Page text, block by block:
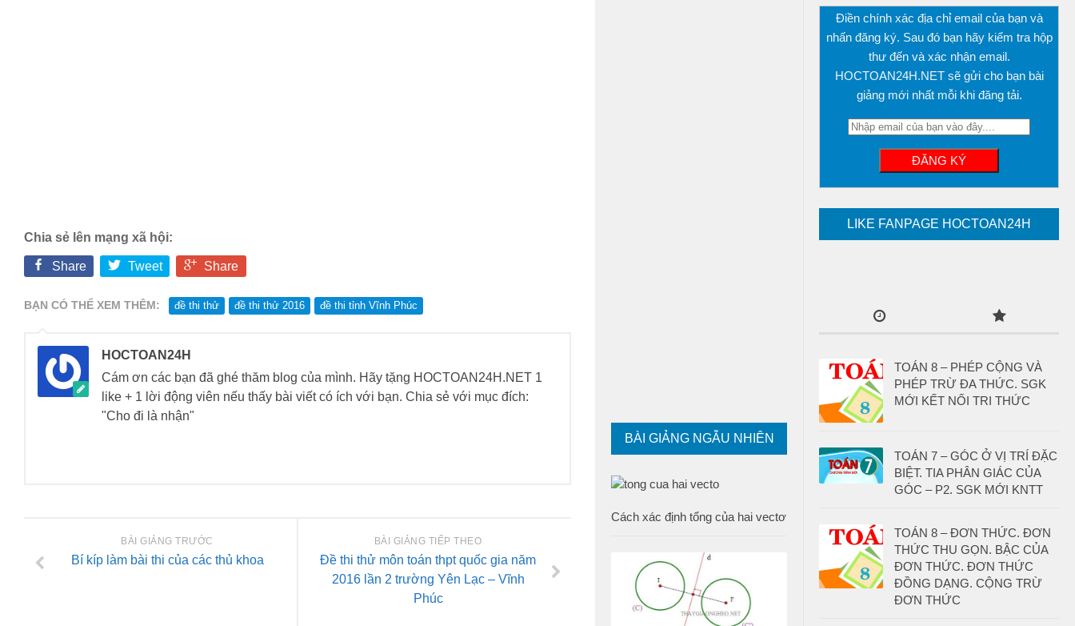
Chia sẻ lên mạng xã hội:
Share Tweet Share
BẠN CÓ THỂ XEM THÊM: đề thi thử đề thi thử 2016 đề thi tỉnh Vĩnh Phúc
HOCTOAN24H
Cám ơn các bạn đã ghé thăm blog của mình. Hãy tặng HOCTOAN24H.NET 1
like + 1 lời động viên nếu thấy bài viết có ích với bạn. Chia sẻ với mục đích:
"Cho đi là nhận"
BÀI GIẢNG TIẾP THEO
Đề thi thử môn toán thpt quốc gia năm
2016 lần 2 trường Yên Lạc – Vĩnh
Phúc
BÀI GIẢNG TRƯỚC
Bí kíp làm bài thi của các thủ khoa
Điền chính xác địa chỉ email của bạn và
nhấn đăng ký. Sau đó bạn hãy kiểm tra hộp
thư đến và xác nhận email.
HOCTOAN24H.NET sẽ gửi cho bạn bài
giảng mới nhất mỗi khi đăng tải.
LIKE FANPAGE HOCTOAN24H
TOÁN 8 – PHÉP CỘNG VÀ
PHÉP TRỪ ĐA THỨC. SGK
MỚI KẾT NỐI TRI THỨC
TOÁN 7 – GÓC Ở VỊ TRÍ ĐẶC
BIỆT. TIA PHÂN GIÁC CỦA
GÓC – P2. SGK MỚI KNTT
TOÁN 8 – ĐƠN THỨC. ĐƠN
THỨC THU GỌN. BẬC CỦA
ĐƠN THỨC. ĐƠN THỨC
ĐỒNG DẠNG. CỘNG TRỪ
ĐƠN THỨC
BÀI GIẢNG NGẪU NHIÊN
Cách xác định tổng của hai vectơ